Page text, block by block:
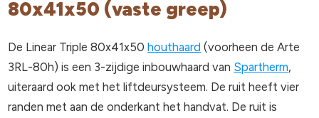
80x41x50 (vaste greep)
De Linear Triple 80x41x50houthaard (voorheen de Arte
3RL-80h) is een 3-zijdige inbouwhaard van Spartherm,
uiteraard ook met het liftdeursysteem. De ruit heeft vier
randen met aan de onderkant het handvat. De ruit is